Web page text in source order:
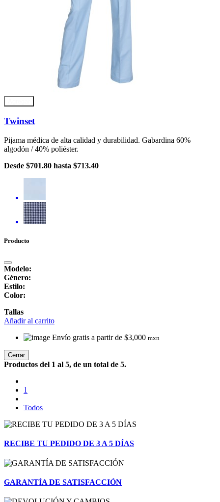
Twinset
Pijama médica de alta calidad y durabilidad. Gabardina 60%
algodón / 40% poliéster.
Desde $701.80 hasta $713.40
Producto
Modelo:
Género:
Estilo:
Color:
Tallas
Añadir al carrito
Envío gratis a partir de $3,000 mxn
Cerrar
Productos del 1 al 5, de un total de 5.
1
Todos
RECIBE TU PEDIDO DE 3 A 5 DÍAS
GARANTÍA DE SATISFACCIÓN